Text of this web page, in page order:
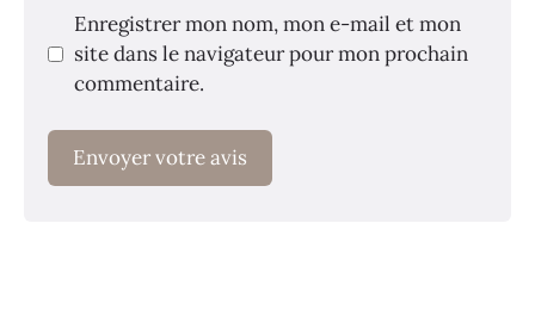
Enregistrer mon nom, mon e-mail et mon
site dans le navigateur pour mon prochain
commentaire.